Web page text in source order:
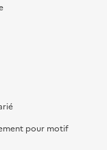
pour motif